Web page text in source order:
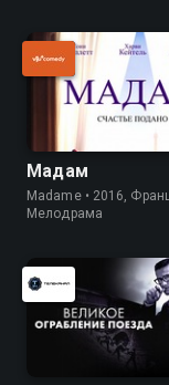
Мадам
Madame • 2016,
Мелодрама